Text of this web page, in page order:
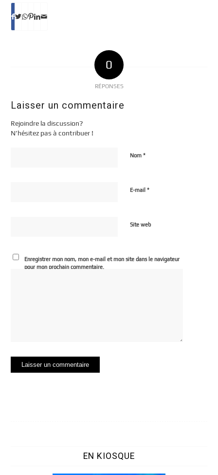
0
RÉPONSES
Laisser un commentaire
Rejoindre la discussion?
N’hésitez pas à contribuer !
Nom*
E-mail*
Site web
Enregistrer mon nom, mon e-mail et mon site dans le navigateur
pour mon prochain commentaire.
EN KIOSQUE